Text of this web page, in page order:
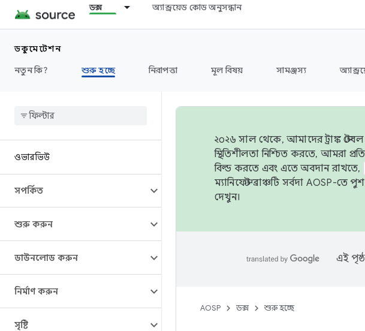
ডক্স অ্যান্ড্রয়েড কোড অনুসন্ধান
ডকুমেন্টেশন
নতুন কি?
শুরু হচ্ছে নিরাপত্তা মূল বিষয় সামঞ্জস্য
ওভারভিউ
সম্পর্কিত
শুরু করুন
ডাউনলোড করুন
নির্মাণ করুন
সৃষ্টি
২০২৬ সাল থেকে, আমাদের ট্রাঙ্ক
স্থিতিশীলতা নিশ্চিত করতে, আমরা
বিল্ড করতে এবং এতে অবদান রাখতে,
ম্যানিফেস্ট ব্রাঞ্চটি সর্বদা AOSP-
দেখুন।
এই
AOSP ডক্স শুরু হচ্ছে